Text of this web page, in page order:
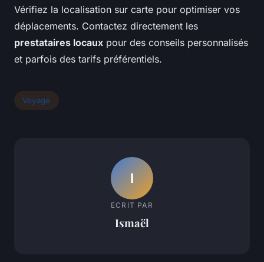
Vérifiez la localisation sur carte pour optimiser vos
déplacements. Contactez directement les
prestataires locaux pour des conseils personnalisés
et parfois des tarifs préférentiels.
Voyage
I
ECRIT PAR
Ismaël